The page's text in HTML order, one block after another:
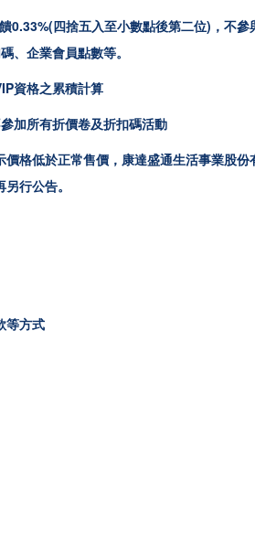
0.33%(四捨五入至小數點後第二位)，不
、企業會員點數等。
資格之累積計算
加所有折價卷及折扣碼活動
格低於正常售價，康達盛通生活事業股
行公告。
等方式